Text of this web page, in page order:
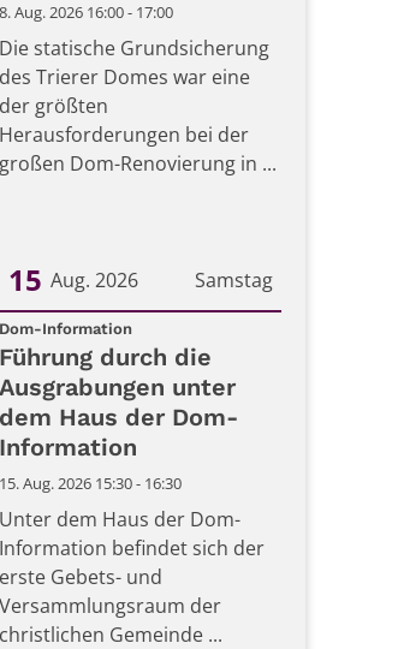
8. Aug. 2026 16:00 - 17:00
Die statische Grundsicherung
des Trierer Domes war eine
der größten
Herausforderungen bei der
großen Dom-Renovierung in ...
Samstag
15 Aug. 2026
Datum: 15. August 2026
Dom-Information:
Führung durch die
Ausgrabungen unter
dem Haus der Dom-
Information
15. Aug. 2026 15:30 - 16:30
Unter dem Haus der Dom-
Information befindet sich der
erste Gebets- und
Versammlungsraum der
christlichen Gemeinde ...